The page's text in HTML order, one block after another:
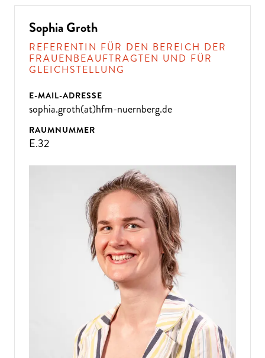
Sophia Groth
REFERENTIN FÜR DEN BEREICH DER
FRAUENBEAUFTRAGTEN UND FÜR
GLEICHSTELLUNG
E-MAIL-ADRESSE
sophia.groth(at)hfm-nuernberg.de
RAUMNUMMER
E.32